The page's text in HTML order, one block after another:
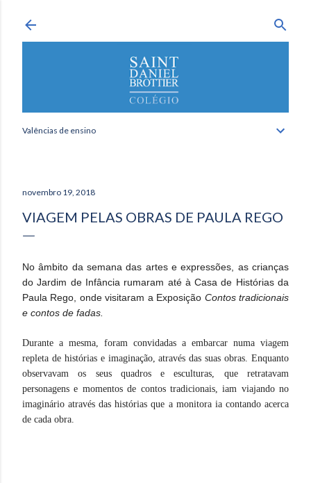
Valências de ensino
novembro 19, 2018
VIAGEM PELAS OBRAS DE PAULA REGO
No âmbito da semana das artes e expressões, as crianças
do Jardim de Infância rumaram até à Casa de Histórias da
Paula Rego, onde visitaram a Exposição Contos tradicionais
e contos de fadas.
Durante a mesma, foram convidadas a embarcar numa viagem
repleta de histórias e imaginação, através das suas obras. Enquanto
observavam os seus quadros e esculturas, que retratavam
personagens e momentos de contos tradicionais, iam viajando no
imaginário através das histórias que a monitora ia contando acerca
de cada obra.